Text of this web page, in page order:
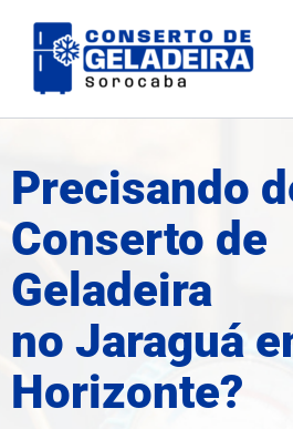
para
Precisando
Conserto de
Geladeira
no Jaraguá
Horizonte?